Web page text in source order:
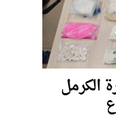
الكرمل